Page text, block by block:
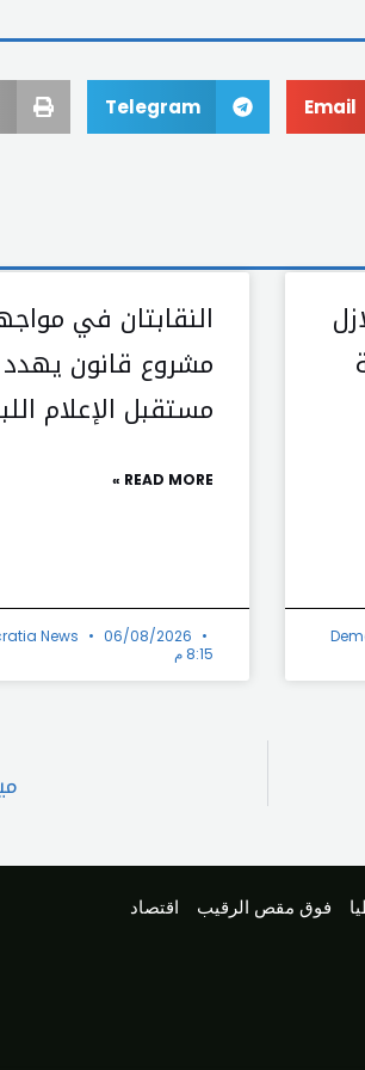
Email
Telegram
النقابتان في
مشروع قانون يهدد
مستقبل الإعلام
READ MORE »
News
06/08/2026
8:15 م
فوق مقص الرقيب
اقتصاد